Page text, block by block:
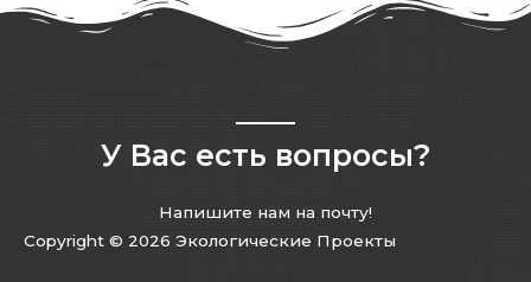
У Вас есть вопросы?
Напишите нам на почту!
Copyright © 2026 Экологические Проекты